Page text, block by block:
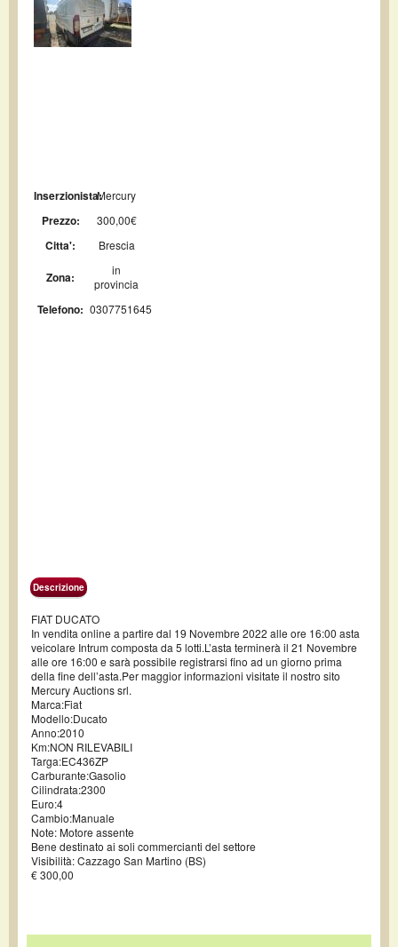
Inserzionista:Mercury
Prezzo: 300,00€
Citta': Brescia
Zona:
in
provincia
Telefono: 0307751645
Descrizione
FIAT DUCATO
In vendita online a partire dal 19 Novembre 2022 alle ore 16:00 asta
veicolare Intrum composta da 5 lotti.L’asta terminerà il 21 Novembre
alle ore 16:00 e sarà possibile registrarsi fino ad un giorno prima
della fine dell’asta.Per maggior informazioni visitate il nostro sito
Mercury Auctions srl.
Marca:Fiat
Modello:Ducato
Anno:2010
Km:NON RILEVABILI
Targa:EC436ZP
Carburante:Gasolio
Cilindrata:2300
Euro:4
Cambio:Manuale
Note: Motore assente
Bene destinato ai soli commercianti del settore
Visibilità: Cazzago San Martino (BS)
€ 300,00